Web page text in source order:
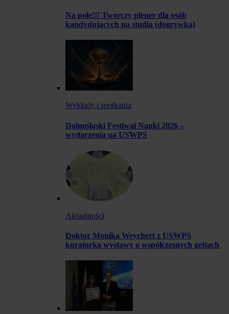
Na pole!!! Twórczy plener dla osób
kandydujących na studia (dogrywka)
Wykłady i spotkania
Dolnośląski Festiwal Nauki 2026 –
wydarzenia na USWPS
Aktualności
Doktor Monika Weychert z USWPS
kuratorką wystawy o współczesnych gettach